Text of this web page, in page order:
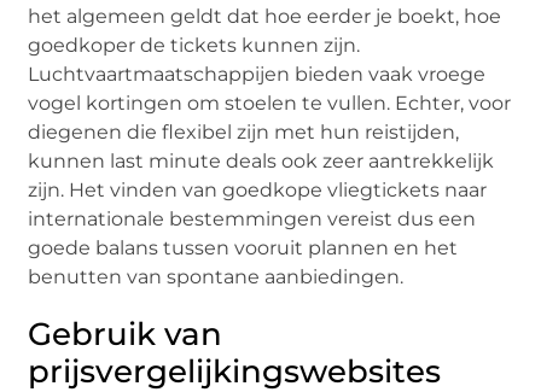
het algemeen geldt dat hoe eerder je boekt, hoe
goedkoper de tickets kunnen zijn.
Luchtvaartmaatschappijen bieden vaak vroege
vogel kortingen om stoelen te vullen. Echter, voor
diegenen die flexibel zijn met hun reistijden,
kunnen last minute deals ook zeer aantrekkelijk
zijn. Het vinden van goedkope vliegtickets naar
internationale bestemmingen vereist dus een
goede balans tussen vooruit plannen en het
benutten van spontane aanbiedingen.
Gebruik van
prijsvergelijkingswebsites